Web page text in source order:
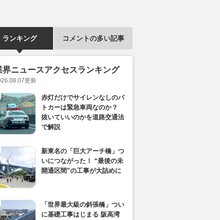
ランキング コメントの多い記事
界ニュースアクセスランキング
更新
赤灯だけでサイレンなしのパ
トカーは緊急車両なのか？
抜いていいのかを道路交通法
で解説
新東名の「巨大アーチ橋」つ
いにつながった！ “最後の未
開通区間”の工事が大詰めに
「世界最大級の斜張橋」つい
に基礎工事はじまる 阪高湾